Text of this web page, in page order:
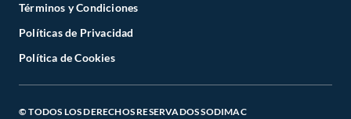
Términos y Condiciones
Políticas de Privacidad
Política de Cookies
© TODOS LOS DERECHOS RESERVADOS SODIMAC